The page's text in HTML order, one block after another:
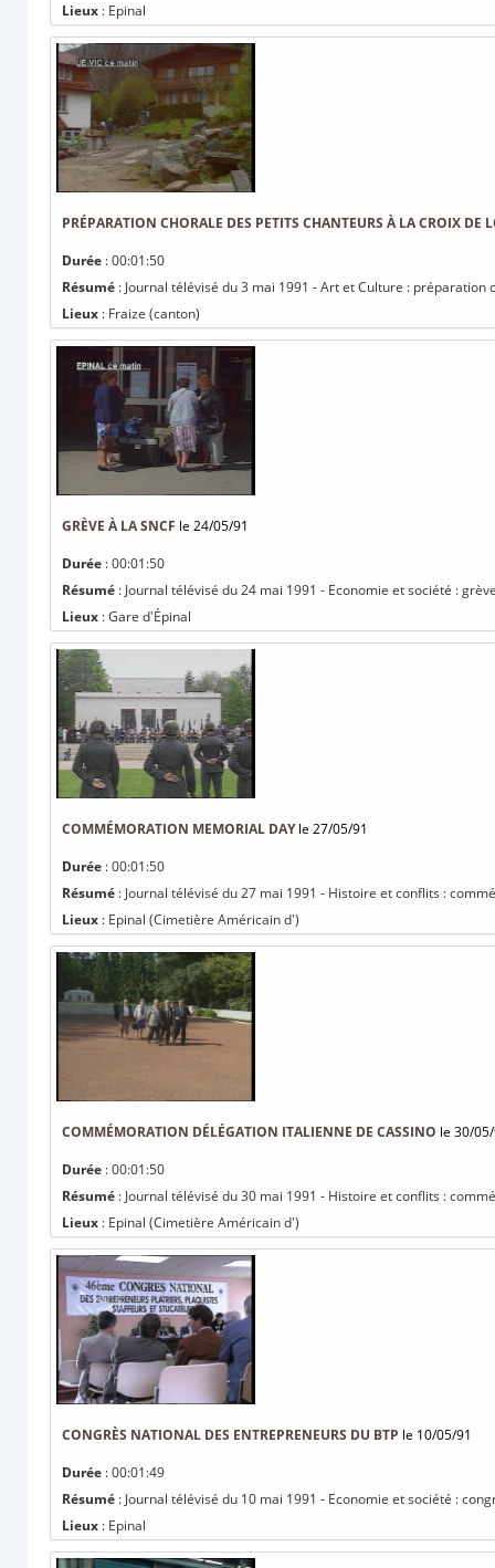
Lieux : Epinal
PRÉPARATION CHORALE DES PETITS CHANTEURS À LA CROIX DE
Durée : 00:01:50
Résumé : Journal télévisé du 3 mai 1991 - Art et Culture :
Lieux : Fraize (canton)
GRÈVE À LA SNCF le 24/05/91
Durée : 00:01:50
Résumé : Journal télévisé du 24 mai 1991 - Economie et société :
Lieux : Gare d'Épinal
COMMÉMORATION MEMORIAL DAYle 27/05/91
Durée : 00:01:50
Résumé : Journal télévisé du 27 mai 1991 - Histoire et conflits :
Lieux : Epinal (Cimetière Américain d')
COMMÉMORATION DÉLÉGATION ITALIENNE DE CASSINO le 30/
Durée : 00:01:50
Résumé : Journal télévisé du 30 mai 1991 - Histoire et conflits :
Lieux : Epinal (Cimetière Américain d')
CONGRÈS NATIONAL DES ENTREPRENEURS DU BTP le 10/05/91
Durée : 00:01:49
Résumé : Journal télévisé du 10 mai 1991 - Economie et société :
Lieux : Epinal